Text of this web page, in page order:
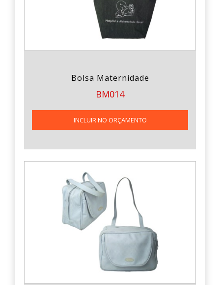
Bolsa Maternidade
BM014
INCLUIR NO ORÇAMENTO